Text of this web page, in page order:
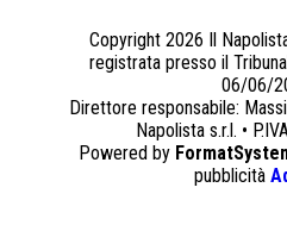
Copyright 2026 Il
registrata presso il
06/06/
Direttore responsabile:
Napolista s.r.l. •
Powered by
pubblicità